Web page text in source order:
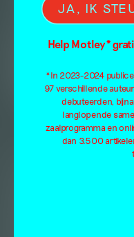
JA, IK
Help Motley*
*In 2023-2024
97 verschillende
debuteerden,
langlopende
zaalprogramma en
dan 3.500